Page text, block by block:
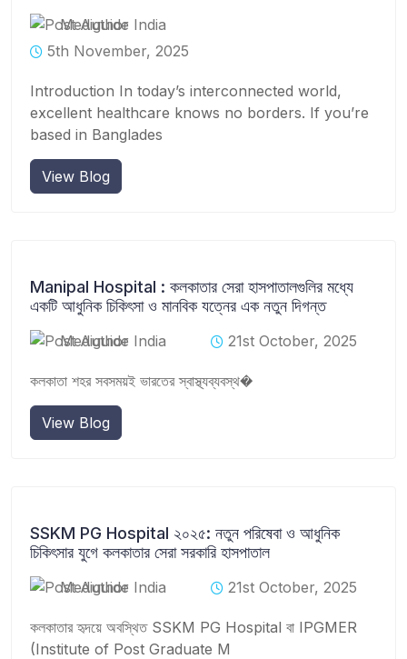
Mediguide India
5th November, 2025
Introduction In today’s interconnected world,
excellent healthcare knows no borders. If you’re
based in Banglades
View Blog
Manipal Hospital : কলকাতার সেরা হাসপাতালগুলির মধ্যে
একটি আধুনিক চিকিৎসা ও মানবিক যত্নের এক নতুন দিগন্ত
Mediguide India 21st October, 2025
কলকাতা শহর সবসময়ই ভারতের স্বাস্থ্যব্যবস্থ�
View Blog
SSKM PG Hospital ২০২৫: নতুন পরিষেবা ও আধুনিক
চিকিৎসার যুগে কলকাতার সেরা সরকারি হাসপাতাল
Mediguide India 21st October, 2025
কলকাতার হৃদয়ে অবস্থিত SSKM PG Hospital বা IPGMER
(Institute of Post Graduate M